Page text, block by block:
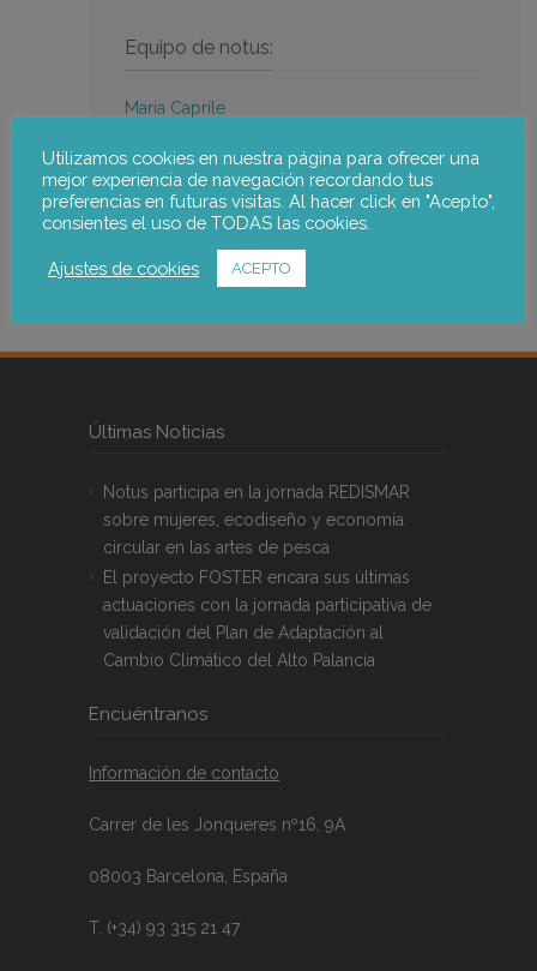
Equipo de notus:
Maria Caprile
Ir a la publicación
Últimas Noticias
Notus participa en la jornada REDISMAR
sobre mujeres, ecodiseño y economía
circular en las artes de pesca
El proyecto FOSTER encara sus últimas
actuaciones con la jornada participativa de
validación del Plan de Adaptación al
Cambio Climático del Alto Palancia
Encuéntranos
Información de contacto
Carrer de les Jonqueres nº16, 9A
08003 Barcelona, España
T. (+34) 93 315 21 47
Utilizamos cookies en nuestra página para ofrecer una
mejor experiencia de navegación recordando tus
preferencias en futuras visitas. Al hacer click en "Acepto",
consientes el uso de TODAS las cookies.
Ajustes de cookies ACEPTO